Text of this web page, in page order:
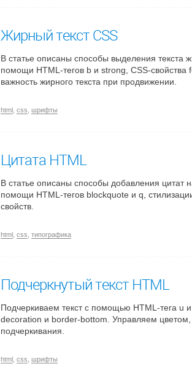
Жирный текст CSS
В статье описаны способы выделения
помощи HTML-тегов b и strong, CSS-свойства
важность жирного текста при продвижении.
html css шрифты
Цитата HTML
В статье описаны способы добавления цитат
помощи HTML-тегов blockquote и q,
свойств.
html css типографика
Подчеркнутый текст HTML
Подчеркиваем текст с помощью HTML-тега u и
decoration и border-bottom. Управляем
подчеркивания.
html css шрифты